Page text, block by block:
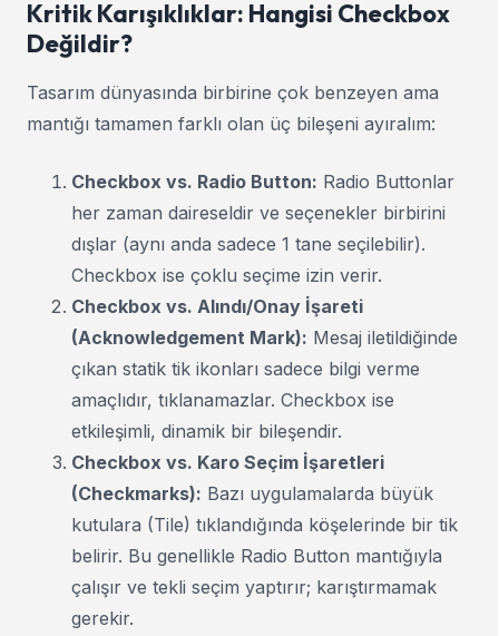
Kritik Karışıklıklar: Hangisi Checkbox
Değildir?
Tasarım dünyasında birbirine çok benzeyen ama
mantığı tamamen farklı olan üç bileşeni ayıralım:
Checkbox vs. Radio Button: Radio Buttonlar
her zaman daireseldir ve seçenekler birbirini
dışlar (aynı anda sadece 1 tane seçilebilir).
Checkbox ise çoklu seçime izin verir.
Checkbox vs. Alındı/Onay İşareti
(Acknowledgement Mark): Mesaj iletildiğinde
çıkan statik tik ikonları sadece bilgi verme
amaçlıdır, tıklanamazlar. Checkbox ise
etkileşimli, dinamik bir bileşendir.
Checkbox vs. Karo Seçim İşaretleri
(Checkmarks): Bazı uygulamalarda büyük
kutulara (Tile) tıklandığında köşelerinde bir tik
belirir. Bu genellikle Radio Button mantığıyla
çalışır ve tekli seçim yaptırır; karıştırmamak
gerekir.